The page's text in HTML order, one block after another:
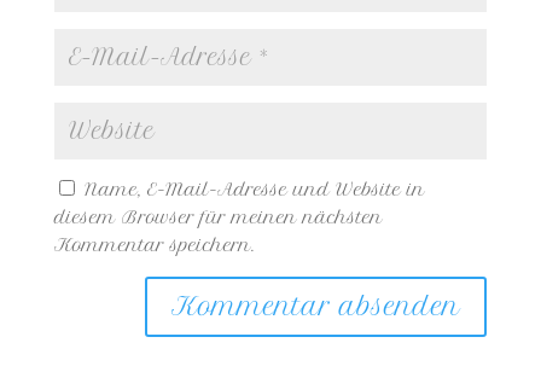
Name, E-Mail-Adresse und Website in
diesem Browser für meinen nächsten
Kommentar speichern.